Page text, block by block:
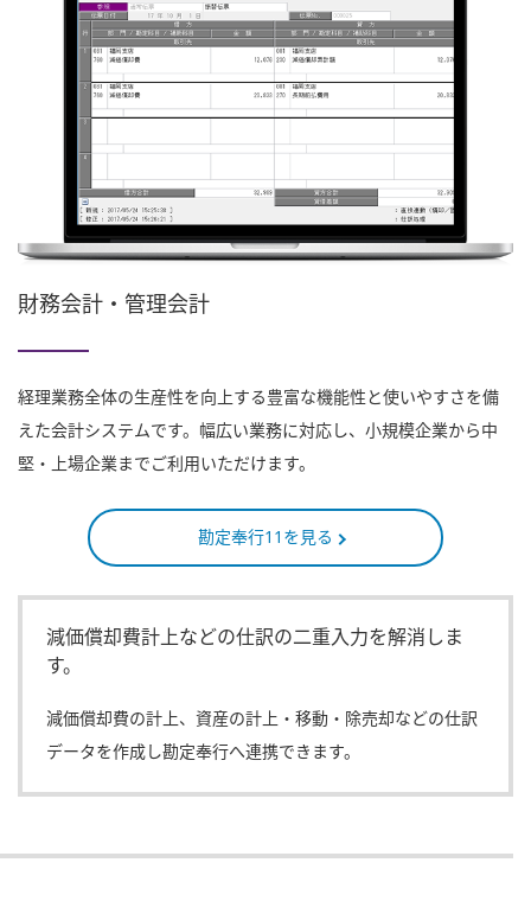
財務会計・管理会計
経理業務全体の生産性を向上する豊富な機能性と使いやすさを備
えた会計システムです。幅広い業務に対応し、小規模企業から中
堅・上場企業までご利用いただけます。
勘定奉行11を見る
減価償却費計上などの仕訳の二重入力を解消しま
す。
減価償却費の計上、資産の計上・移動・除売却などの仕訳
データを作成し勘定奉行へ連携できます。